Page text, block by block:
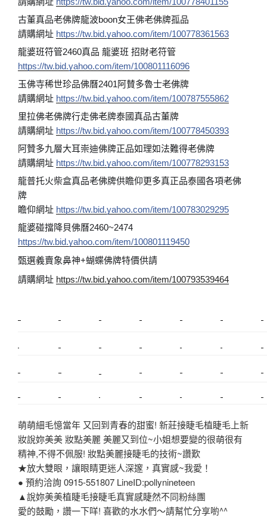
古董真品老佛牌龍波boon女王佛老佛牌孤品
請購網址 https://tw.bid.yahoo.com/item/100778361563
龍婆班符管2460真品 龍婆班 招財老符管
https://tw.bid.yahoo.com/item/100801116096
玉佛寺稀世珍品佛曆2401阿賛多魯士老佛牌
請購網址 https://tw.bid.yahoo.com/item/100787555862
里拉佛老佛牌行走佛老牌泰國真品古董牌
請購網址 https://tw.bid.yahoo.com/item/100778450393
阿贊多九層大耳崇迪佛牌正品如理如法難得老佛牌
請購網址 https://tw.bid.yahoo.com/item/100778293153
龍普托火柴盒真品老佛牌供瞻仰更多真正品泰國各項老佛
牌
瞻仰網址 https://tw.bid.yahoo.com/item/100783029295
龍婆碰擋降貝佛曆2460~2474
https://tw.bid.yahoo.com/item/100801119450
甄選義賣象鼻神+蝴蝶佛牌特價供請
請購網址 https://tw.bid.yahoo.com/item/100793539464
萌萌細毛憶當年 又回到青春的甜蜜! 新莊接睫毛植睫毛上新
妝說妳美美 妝點美麗 美麗又到位~小姐想要變的很萌很有
精神,不得不佩服! 妝點美麗接睫毛的技術~讚歎
★放大雙眼，讓眼睛更迷人深邃，真實感~我愛！
● 預約洽詢 0915-551807 LineID:pollynineteen
▲說妳美美植睫毛接睫毛真實感睫然不同粉絲團
愛的鼓勵，讚一下咩! 喜歡的水水們～請幫忙分享喲^^